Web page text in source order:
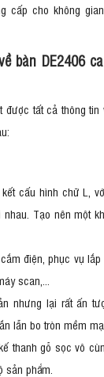
cấp cho không
bàn DE2406
được tất cả thông
cấu hình chữ L,
Tạo nên một
điện, phục vụ
scan,...
nhưng lại rất ấn
lẫn bo tròn mềm
thanh gỗ sọc vô
sản phẩm.